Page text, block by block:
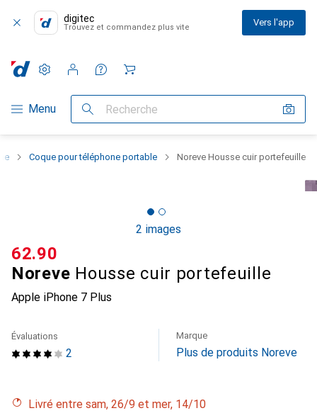
digitec
Trouvez et commandez plus vite Vers l'app
Navigation par catégorie
Menu Recherche
Paramètres
Compte client
Listes de comparaison
Listes d'envies
Panier
Coque pour téléphone portable Noreve Housse cuir portefeuille
2 images
Noreve Housse cuir portefeuille
Apple iPhone 7 Plus
CHF
62.90
2
Évaluations Marque
Plus de produits Noreve
Livré entre sam, 26/9 et mer, 14/10